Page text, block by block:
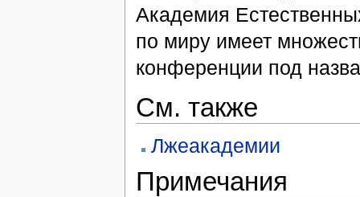
Академия
по миру имеет
конференции под
См. также
Лжеакадемии
Примечания